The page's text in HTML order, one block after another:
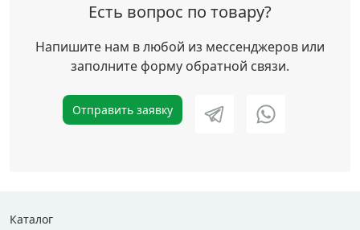
Есть вопрос по товару?
Напишите нам в любой из мессенджеров или
заполните форму обратной связи.
Отправить заявку
Каталог